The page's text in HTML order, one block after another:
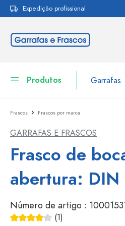
Saltar para a
Expedição profissional
Produtos Garrafas
Garrafas
Recipiente de armazenamento
Louça de mesa
Embalagens cosméticas
Frascos Frascos por marca
GARRAFAS E FRASCOS
Frasco de
abertura: DIN
Número de artigo :
(1)